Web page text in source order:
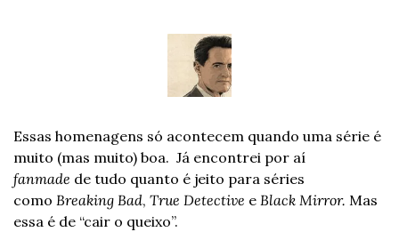
Essas homenagens só acontecem quando uma série é
muito (mas muito) boa.  Já encontrei por aí
fanmade de tudo quanto é jeito para séries
como Breaking Bad, True Detective e Black Mirror. Mas
essa é de “cair o queixo”.